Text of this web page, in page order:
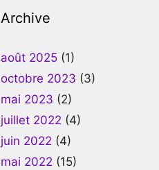
Archive
août 2025 (1)
octobre 2023 (3)
mai 2023 (2)
juillet 2022 (4)
juin 2022 (4)
mai 2022 (15)